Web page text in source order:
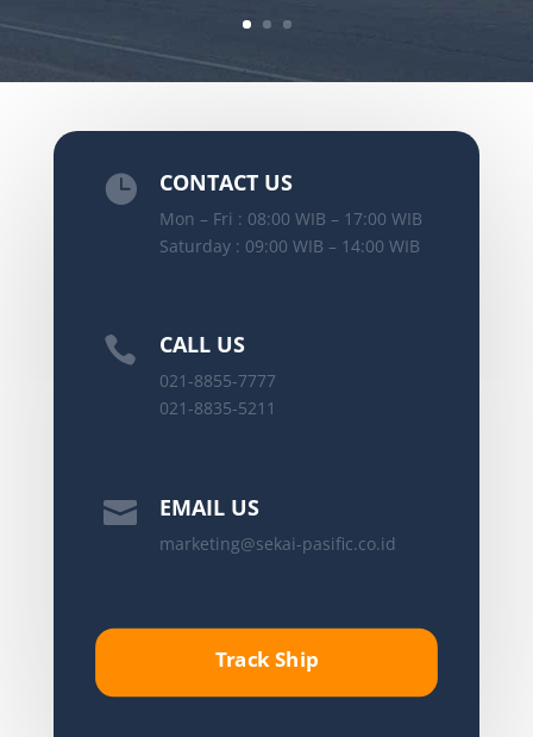
 CONTACT US
Mon – Fri : 08:00 WIB – 17:00 WIB
Saturday : 09:00 WIB – 14:00 WIB
 CALL US
021-8855-7777
021-8835-5211
 EMAIL US
marketing@sekai-pasific.co.id
Track Ship